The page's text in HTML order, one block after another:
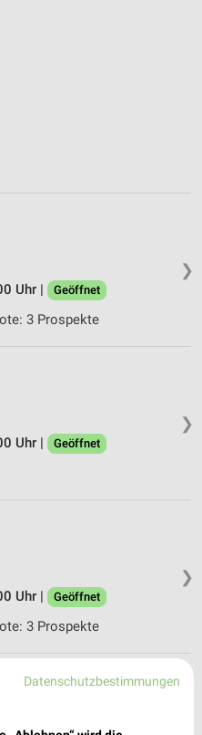
❯
Uhr |
Geöffnet
3 Prospekte
❯
Uhr |
Geöffnet
❯
Uhr |
Geöffnet
3 Prospekte
Datenschutzbestimmungen